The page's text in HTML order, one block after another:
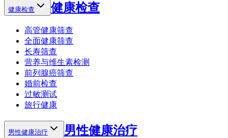
健康检查 健康检查
高管健康筛查
全面健康筛查
长寿筛查
营养与维生素检测
前列腺癌筛查
婚前检查
过敏测试
旅行健康
男性健康治疗 男性健康治疗